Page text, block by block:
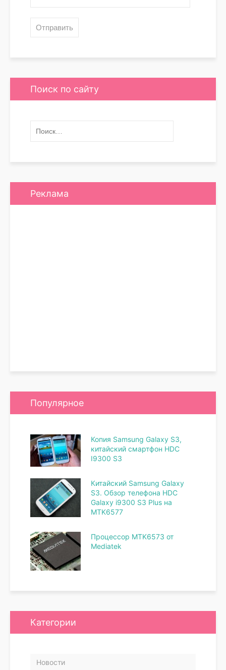
Поиск по сайту
Реклама
Популярное
Копия Samsung Galaxy S3,
китайский смартфон HDC
I9300 S3
Китайский Samsung Galaxy
S3. Обзор телефона HDC
Galaxy i9300 S3 Plus на
MTK6577
Процессор MTK6573 от
Mediatek
Категории
Новости